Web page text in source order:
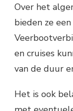
Over het
bieden ze
en cruises
van de duur
Het is ook